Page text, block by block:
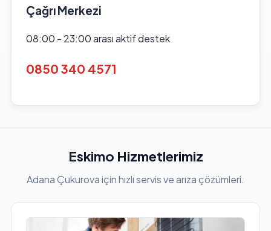
Çağrı Merkezi
08:00 - 23:00 arası aktif destek
0850 340 4571
Eskimo Hizmetlerimiz
Adana Çukurova için hızlı servis ve arıza çözümleri.